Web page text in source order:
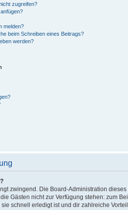
zugreifen?
melden?
beim Schreiben eines Beitrags?
werden?
zwingend. Die Board-Administration
Gästen nicht zur Verfügung stehen: zum
schnell erledigt ist und dir zahlreiche